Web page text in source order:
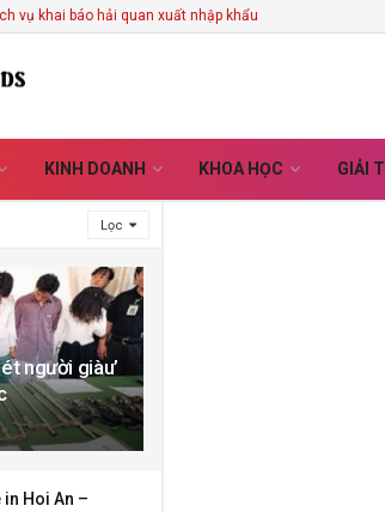
Lọc
người giàu’
Hoi An –
vụ khai báo hải quan xuất nhập khẩu
KINH DOANH KHOA HỌC GIẢI